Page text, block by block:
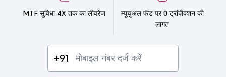
MTF सुविधा 4X तक का लीवरेज
म्यूचुअल फंड पर 0 ट्रांज़ैक्शन की
लागत
+91